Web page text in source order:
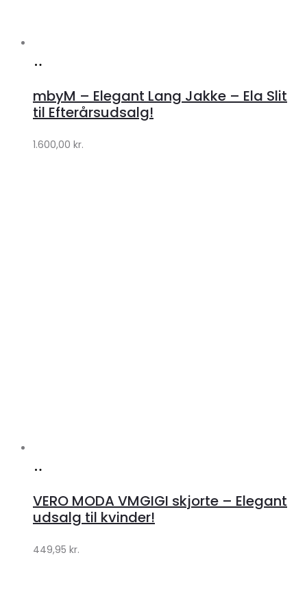
Lykke
Lykke
mbyM – Elegant Lang Jakke – Ela Slit
til Efterårsudsalg!
1.600,00 kr.
Klædeskabet.dk
VERO MODA VMGIGI skjorte – Elegant
udsalg til kvinder!
449,95 kr.